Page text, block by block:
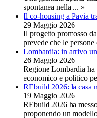
spontanea nella ... »
Il co-housing a Pavia
29 Maggio 2026
Il progetto promosso
prevede che le persone
Lombardia: in arrivo
26 Maggio 2026
Regione Lombardia ha
economico e politico
REbuild 2026: la casa
19 Maggio 2026
REbuild 2026 ha
proponendo un